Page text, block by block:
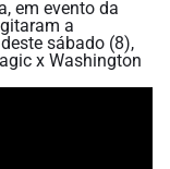
em evento da
a
sábado (8),
x Washington